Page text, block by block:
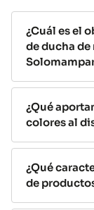
no es cómodo
La
de
colores están
quegarantiza
y altamente
una gran
mayor
¿Cuál es el
de ducha de
¿Qué
colores al
¿Qué
de